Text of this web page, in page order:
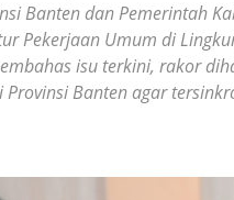
Banten dan Pemerintah
Pekerjaan Umum di
isu terkini, rakor
Banten agar